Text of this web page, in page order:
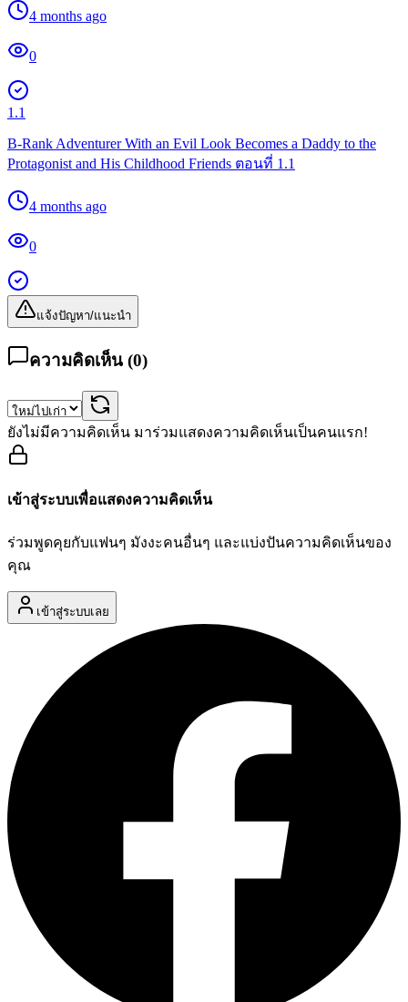
4 months ago
0
1.1
B-Rank Adventurer With an Evil Look Becomes a Daddy to the
Protagonist and His Childhood Friends ตอนที่ 1.1
4 months ago
0
แจ้งปัญหา/แนะนำ
ความคิดเห็น (0)
ยังไม่มีความคิดเห็น มาร่วมแสดงความคิดเห็นเป็นคนแรก!
เข้าสู่ระบบเพื่อแสดงความคิดเห็น
ร่วมพูดคุยกับแฟนๆ มังงะคนอื่นๆ และแบ่งปันความคิดเห็นของ
คุณ
เข้าสู่ระบบเลย